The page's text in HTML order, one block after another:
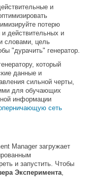
и
потерю
и действительных и
словами, цель
"дурачить" генератор.
который
данные и
сильной черты,
для обучающих
информации
сеть
Manager загружает
и запустить. Чтобы
Эксперимента